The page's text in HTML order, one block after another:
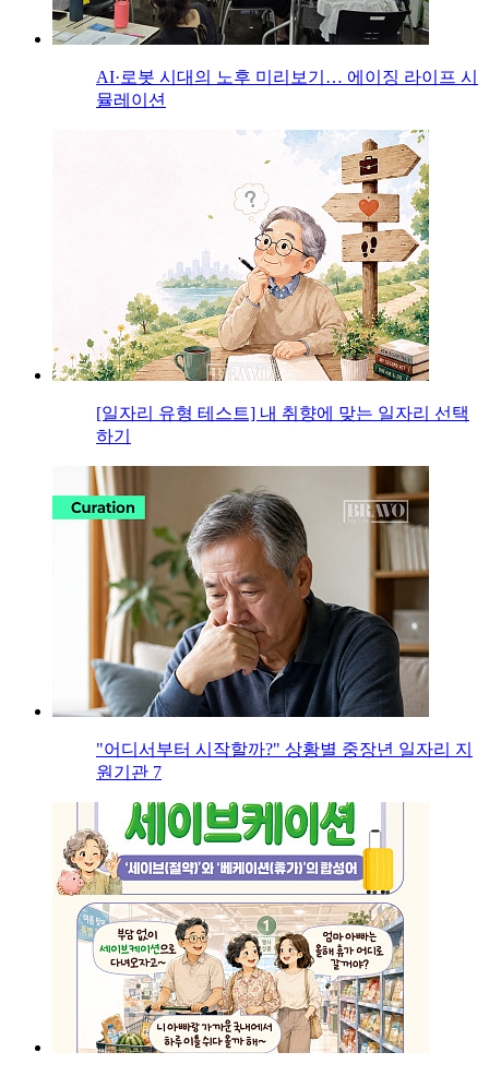
AI·로봇 시대의 노후 미리보기… 에이징 라이프 시
뮬레이션
[일자리 유형 테스트] 내 취향에 맞는 일자리 선택
하기
"어디서부터 시작할까?" 상황별 중장년 일자리 지
원기관 7